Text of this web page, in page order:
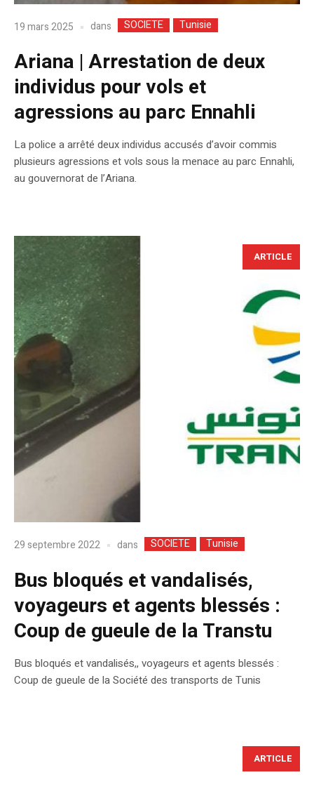
19 mars 2025 dans SOCIETE Tunisie
Ariana | Arrestation de deux
individus pour vols et
agressions au parc Ennahli
La police a arrêté deux individus accusés d’avoir commis
plusieurs agressions et vols sous la menace au parc Ennahli,
au gouvernorat de l’Ariana.
ARTICLE
29 septembre 2022 dans SOCIETE Tunisie
Bus bloqués et vandalisés,
voyageurs et agents blessés :
Coup de gueule de la Transtu
Bus bloqués et vandalisés,, voyageurs et agents blessés :
Coup de gueule de la Société des transports de Tunis
ARTICLE